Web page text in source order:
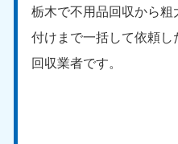
栃木で不用品回収から
付けまで一括して依頼
回収業者です。